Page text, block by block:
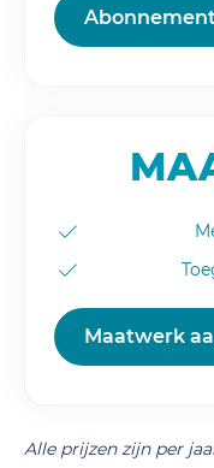
Maatwerk
Alle prijzen zijn per